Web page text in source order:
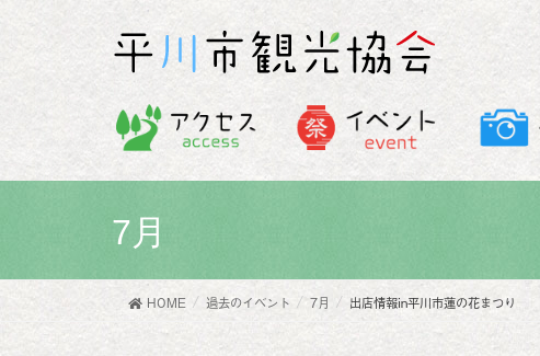
7月
HOME 過去のイベント 7月 出店情報in平川市蓮の花まつり